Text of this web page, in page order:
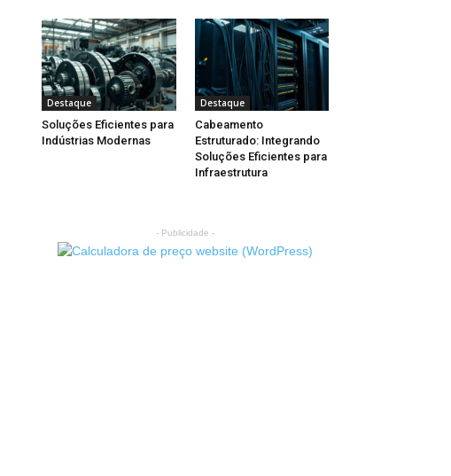
Destaque
Soluções Eficientes para
Indústrias Modernas
Destaque
Cabeamento
Estruturado: Integrando
Soluções Eficientes para
Infraestrutura
- Publicidade -